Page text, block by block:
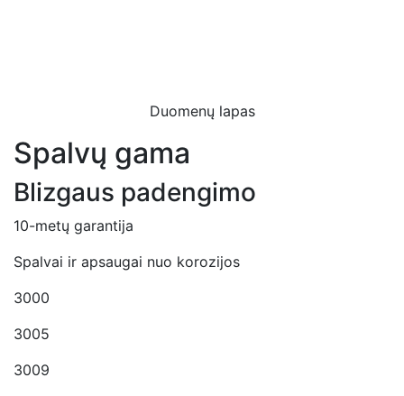
Duomenų lapas
Spalvų gama
Blizgaus padengimo
10-metų garantija
Spalvai ir apsaugai nuo korozijos
3000
3005
3009